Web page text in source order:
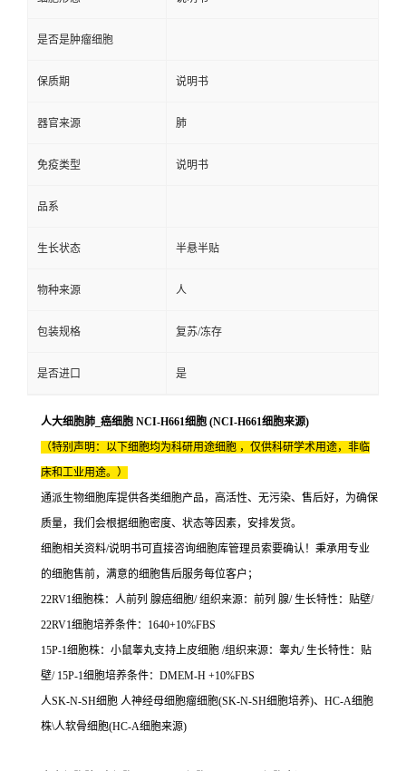
是否是肿瘤细胞
保质期 说明书
器官来源 肺
免疫类型 说明书
品系
生长状态 半悬半贴
物种来源 人
包装规格 复苏/冻存
是否进口 是
人大细胞肺_癌细胞 NCI-H661细胞 (NCI-H661细胞来源)
（特别声明：以下细胞均为科研用途细胞 ，仅供科研学术用途，非临
床和工业用途。）
通派生物细胞库提供各类细胞产品，高活性、无污染、售后好，为确保
质量，我们会根据细胞密度、状态等因素，安排发货。
细胞相关资料/说明书可直接咨询细胞库管理员索要确认！秉承用专业
的细胞售前，满意的细胞售后服务每位客户；
22RV1细胞株：人前列 腺癌细胞/ 组织来源：前列 腺/ 生长特性：贴壁/
22RV1细胞培养条件：1640+10%FBS
15P-1细胞株：小鼠睾丸支持上皮细胞 /组织来源：睾丸/ 生长特性：贴
壁/ 15P-1细胞培养条件：DMEM-H +10%FBS
人SK-N-SH细胞 人神经母细胞瘤细胞(SK-N-SH细胞培养)、HC-A细胞
株\人软骨细胞(HC-A细胞来源)